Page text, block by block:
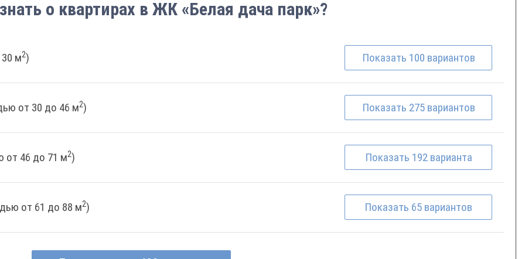
о квартирах в ЖК «Белая дача парк»?
м2) Показать 100 вариантов
от 30 до 46 м2) Показать 275 вариантов
от 46 до 71 м2) Показать 192 варианта
от 61 до 88 м2) Показать 65 вариантов